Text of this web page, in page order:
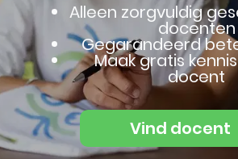
Alleen zorgvuldig
docenten
Gegarandeerd
Maak gratis
docent
Vind docent